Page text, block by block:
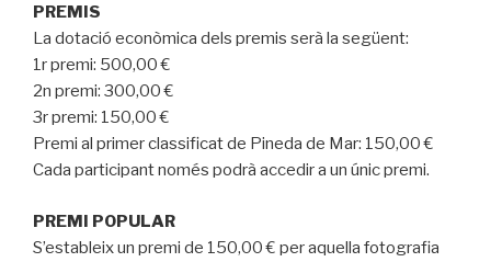
PREMIS
La dotació econòmica dels premis serà la següent:
1r premi: 500,00 €
2n premi: 300,00 €
3r premi: 150,00 €
Premi al primer classificat de Pineda de Mar: 150,00 €
Cada participant només podrà accedir a un únic premi.
PREMI POPULAR
S’estableix un premi de 150,00 € per aquella fotografia